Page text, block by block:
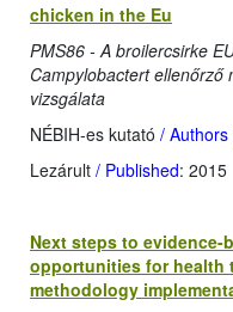
chicken in the Eu
PMS86 - A broilercsirke
Campylobactert ellenőrző
vizsgálata
NÉBIH-es kutató / Authors
Lezárult / Published: 2015
Next steps to
opportunities for health
methodology